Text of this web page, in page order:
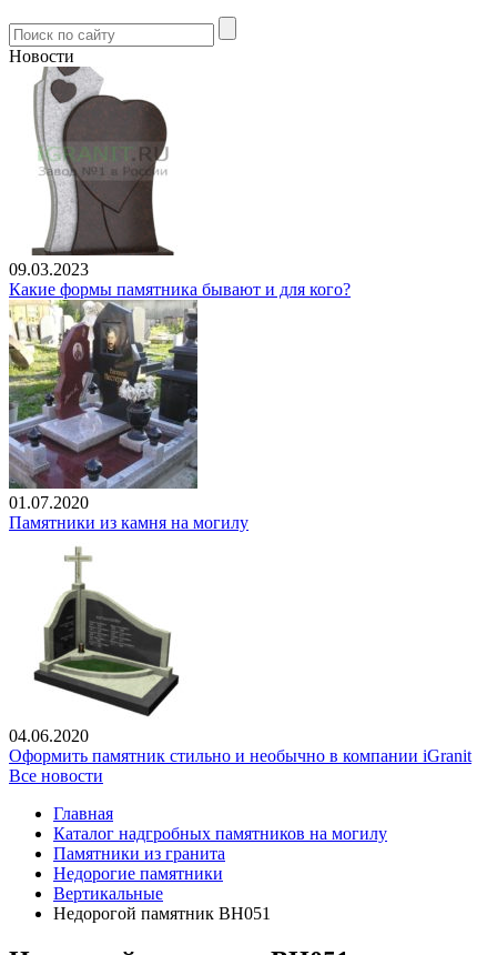
Новости
09.03.2023
Какие формы памятника бывают и для кого?
01.07.2020
Памятники из камня на могилу
04.06.2020
Оформить памятник стильно и необычно в компании iGranit
Все новости
Главная
Каталог надгробных памятников на могилу
Памятники из гранита
Недорогие памятники
Вертикальные
Недорогой памятник ВН051